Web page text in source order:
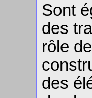
Sont
des
rôle
des